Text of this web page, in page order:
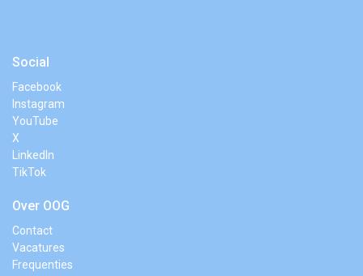
Social
Facebook
Instagram
YouTube
X
LinkedIn
TikTok
Over OOG
Contact
Vacatures
Frequenties